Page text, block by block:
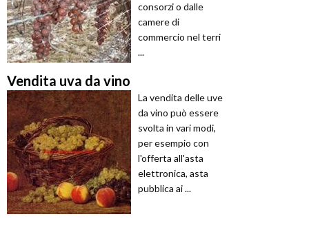
consorzi o dalle
camere di
commercio nel terri
...
Vendita uva da vino
La vendita delle uve
da vino può essere
svolta in vari modi,
per esempio con
l'offerta all'asta
elettronica, asta
pubblica ai ...